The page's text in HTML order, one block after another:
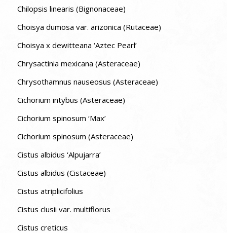
Chilopsis linearis (Bignonaceae)
Choisya dumosa var. arizonica (Rutaceae)
Choisya x dewitteana ‘Aztec Pearl’
Chrysactinia mexicana (Asteraceae)
Chrysothamnus nauseosus (Asteraceae)
Cichorium intybus (Asteraceae)
Cichorium spinosum ‘Max’
Cichorium spinosum (Asteraceae)
Cistus albidus ‘Alpujarra’
Cistus albidus (Cistaceae)
Cistus atriplicifolius
Cistus clusii var. multiflorus
Cistus creticus